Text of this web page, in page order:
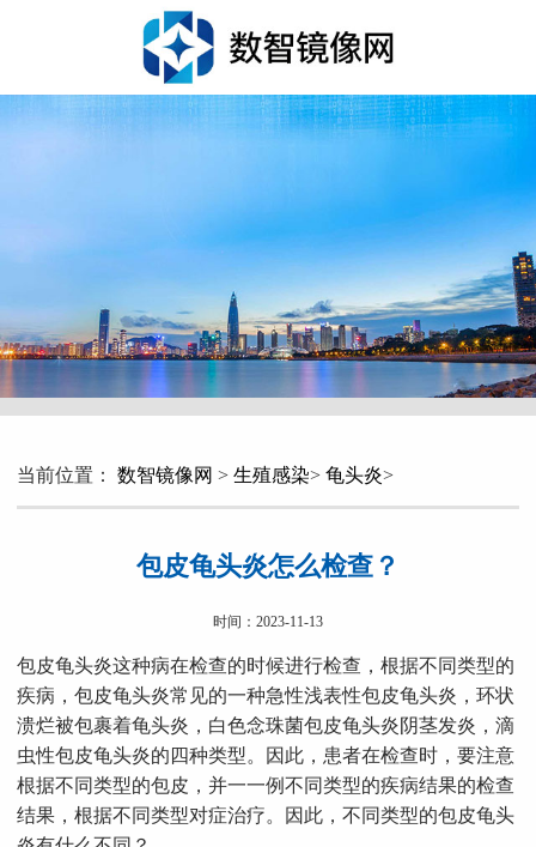
当前位置： 数智镜像网 > 生殖感染> 龟头炎>
包皮龟头炎怎么检查？
时间：2023-11-13
包皮龟头炎这种病在检查的时候进行检查，根据不同类型的
疾病，包皮龟头炎常见的一种急性浅表性包皮龟头炎，环状
溃烂被包裹着龟头炎，白色念珠菌包皮龟头炎阴茎发炎，滴
虫性包皮龟头炎的四种类型。因此，患者在检查时，要注意
根据不同类型的包皮，并一一例不同类型的疾病结果的检查
结果，根据不同类型对症治疗。因此，不同类型的包皮龟头